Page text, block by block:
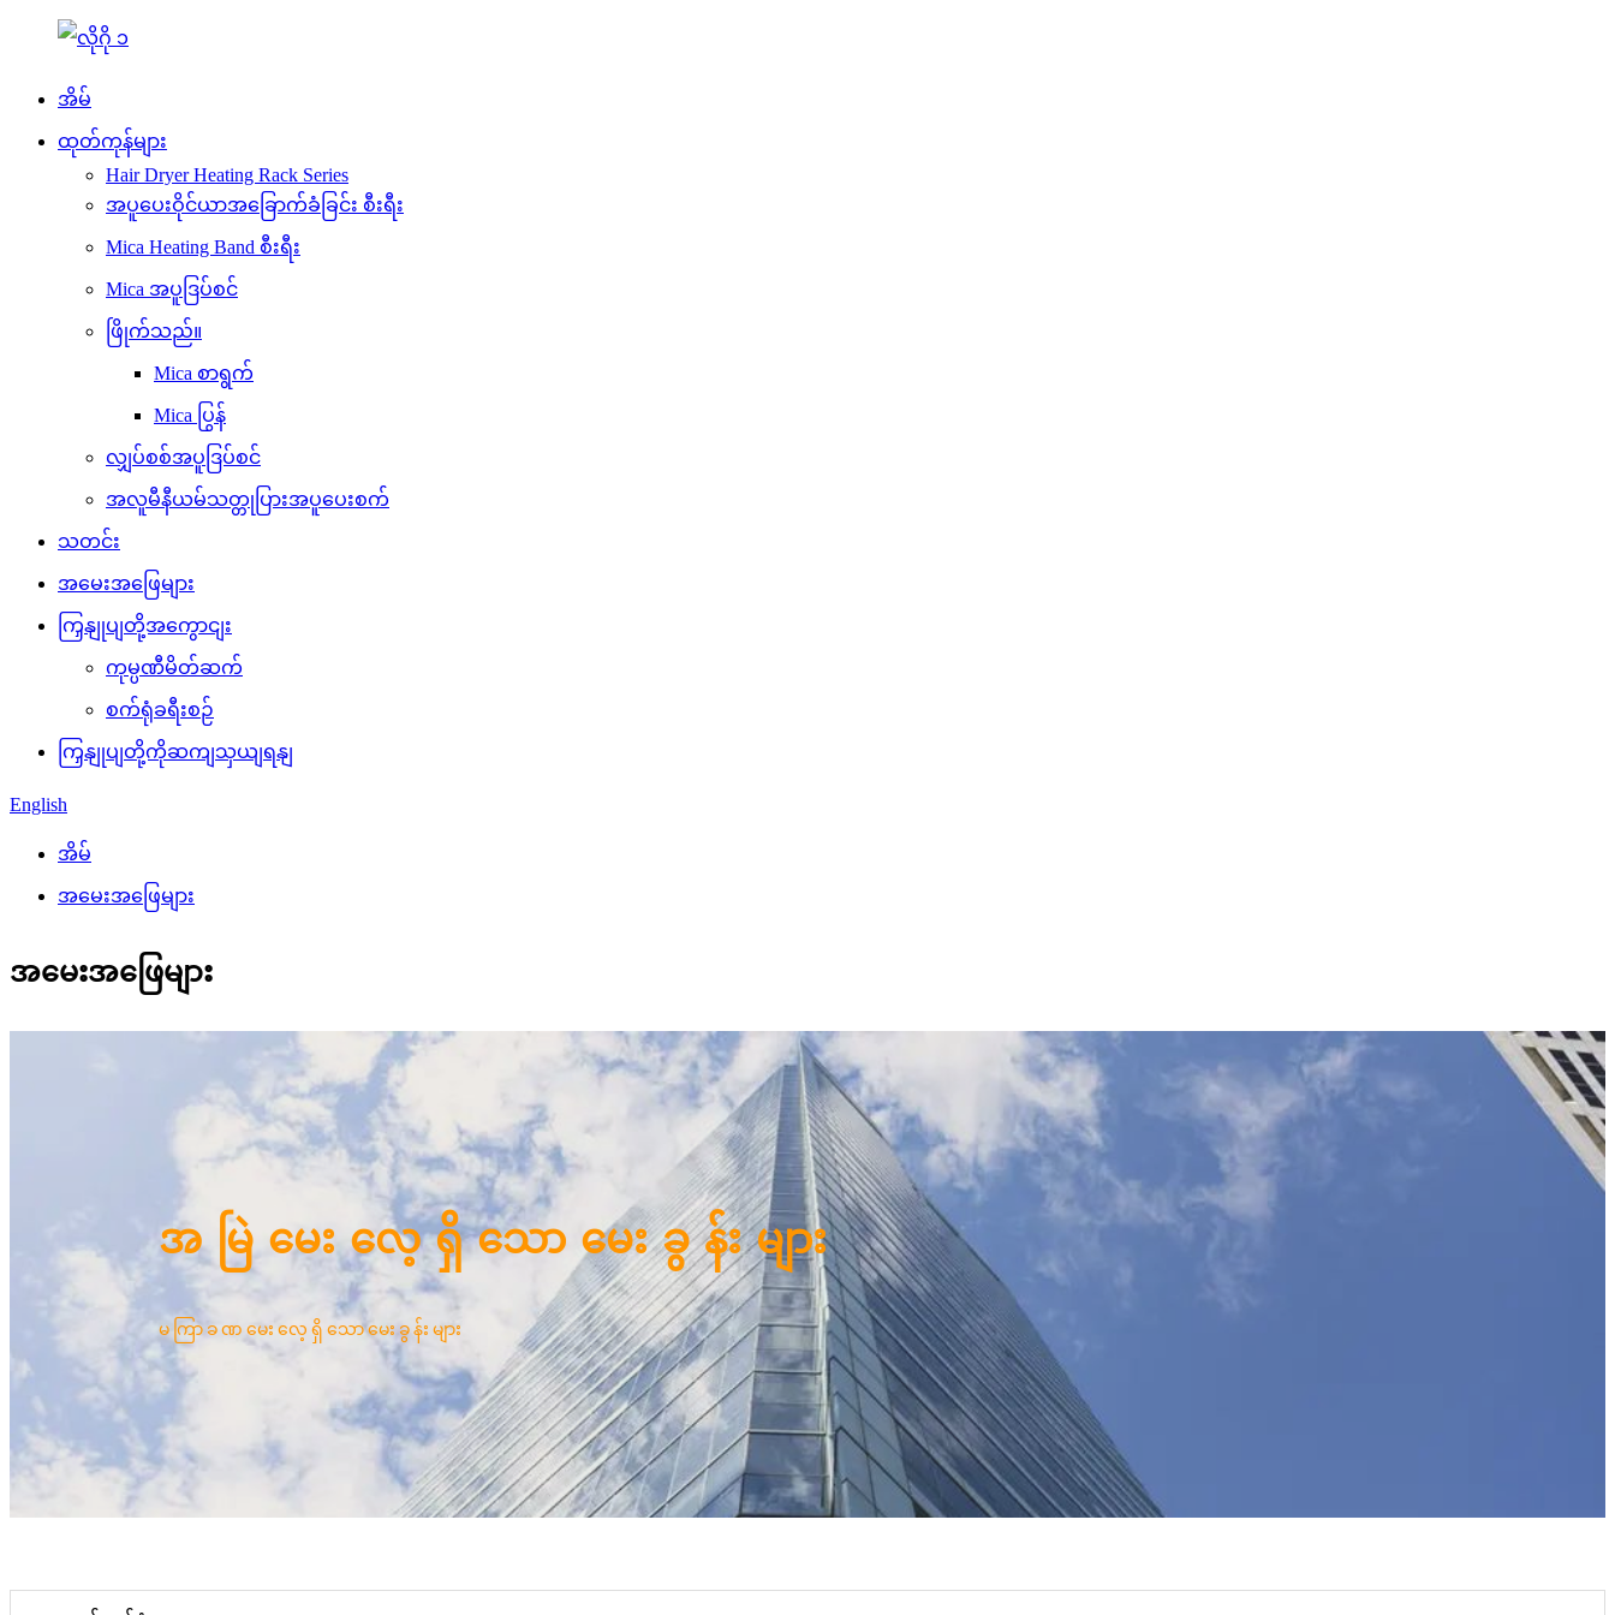
အိမ်
ထုတ်ကုန်များ
Hair Dryer Heating Rack Series
အပူပေးဝိုင်ယာအခြောက်ခံခြင်း စီးရီး
Mica Heating Band စီးရီး
Mica အပူဒြပ်စင်
ဖြိုက်သည်။
Mica စာရွက်
Mica ပြွန်
လျှပ်စစ်အပူဒြပ်စင်
အလူမီနီယမ်သတ္တုပြားအပူပေးစက်
သတင်း
အမေးအဖြေများ
ကြှနျုပျတို့အကွောငျး
ကုမ္ပဏီမိတ်ဆက်
စက်ရုံခရီးစဉ်
ကြှနျုပျတို့ကိုဆကျသှယျရနျ
English
အိမ်
အမေးအဖြေများ
အမေးအဖြေများ
အမြဲမေးလေ့ရှိသောမေးခွန်းများ
မကြာခဏမေးလေ့ရှိသောမေးခွန်းများ